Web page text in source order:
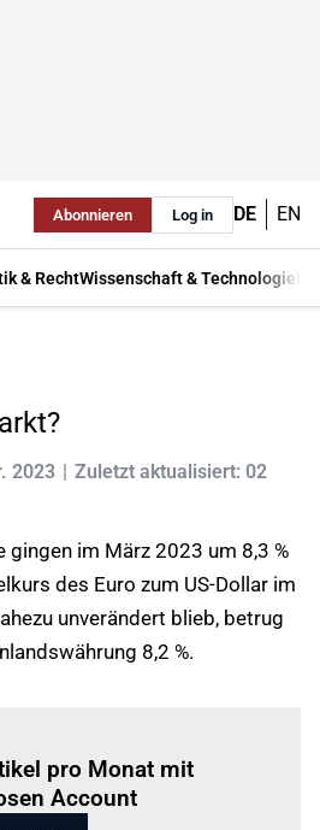
Abonnieren Log in DE EN
& RechtWissenschaft & Technologie
2023
Zuletzt aktualisiert: 02
im März 2023 um 8,3 %
des Euro zum US-Dollar im
unverändert blieb, betrug
8,2 %.
pro Monat mit
Account